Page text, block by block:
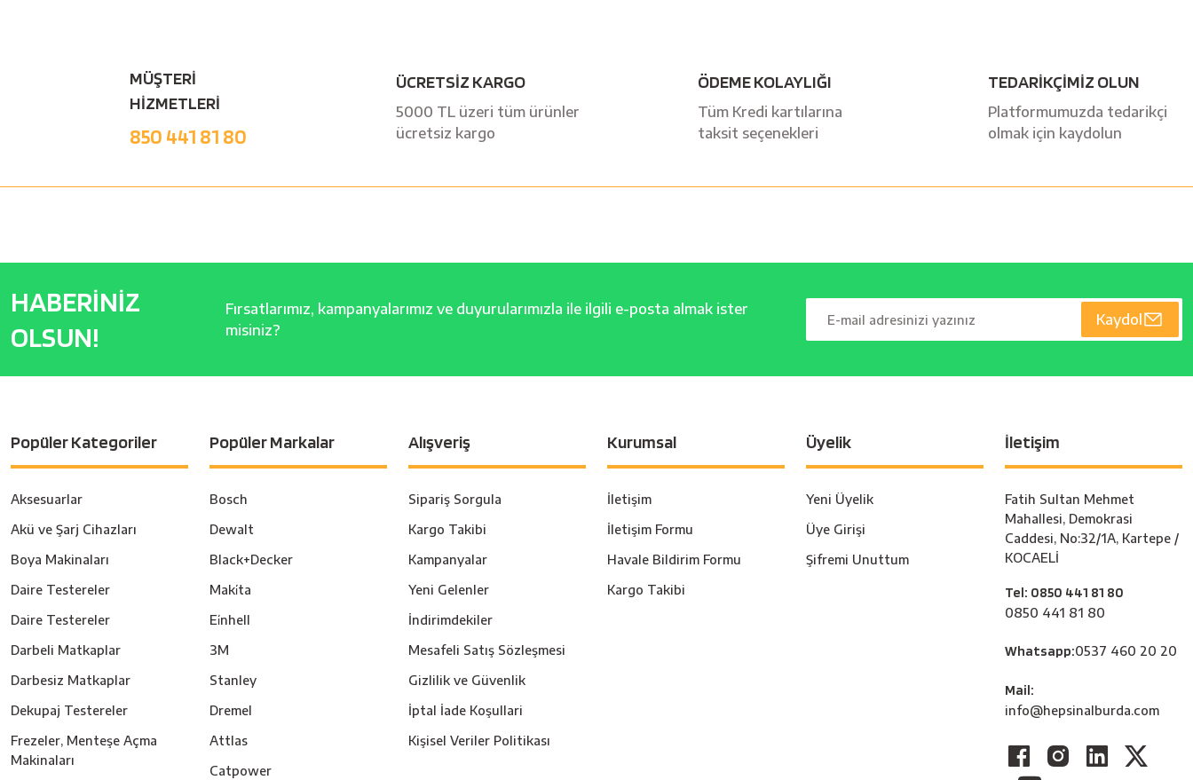
MÜŞTERİ
HİZMETLERİ
850 441 81 80
ÜCRETSİZ KARGO
5000 TL üzeri tüm ürünler
ücretsiz kargo
ÖDEME KOLAYLIĞI
Tüm Kredi kartılarına
taksit seçenekleri
TEDARİKÇİMİZ OLUN
Platformumuzda tedarikçi
olmak için kaydolun
HABERİNİZ
OLSUN!
Fırsatlarımız, kampanyalarımız ve duyurularımızla ile ilgili e-posta almak ister
misiniz?
Kaydol
Popüler Kategoriler
Aksesuarlar
Akü ve Şarj Cihazları
Boya Makinaları
Daire Testereler
Daire Testereler
Darbeli Matkaplar
Darbesiz Matkaplar
Dekupaj Testereler
Frezeler, Menteşe Açma
Makinaları
Popüler Markalar
Bosch
Dewalt
Black+Decker
Maki̇ta
Ei̇nhell
3M
Stanley
Dremel
Attlas
Catpower
Alışveriş
Sipariş Sorgula
Kargo Takibi
Kampanyalar
Yeni Gelenler
İndirimdekiler
Mesafeli Satış Sözleşmesi
Gizlilik ve Güvenlik
İptal İade Koşullari
Kişisel Veriler Politikası
Kurumsal
İletişim
İletişim Formu
Havale Bildirim Formu
Kargo Takibi
Üyelik
Yeni Üyelik
Üye Girişi
Şifremi Unuttum
İletişim
Fatih Sultan Mehmet
Mahallesi, Demokrasi
Caddesi, No:32/1A, Kartepe /
KOCAELİ
Tel: 0850 441 81 80
0850 441 81 80
Whatsapp:0537 460 20 20
Mail:
info@hepsinalburda.com